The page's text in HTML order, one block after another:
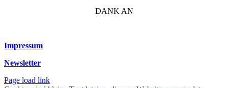
DANK AN
Impressum
Newsletter
Page load link